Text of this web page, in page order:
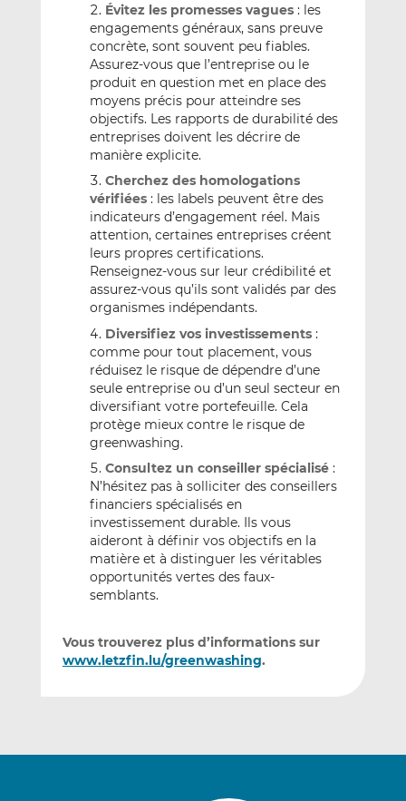
Évitez les promesses vagues: les
engagements généraux, sans preuve
concrète, sont souvent peu fiables.
Assurez-vous que l’entreprise ou le
produit en question met en place des
moyens précis pour atteindre ses
objectifs. Les rapports de durabilité des
entreprises doivent les décrire de
manière explicite.
Cherchez des homologations
vérifiées: les labels peuvent être des
indicateurs d’engagement réel. Mais
attention, certaines entreprises créent
leurs propres certifications.
Renseignez-vous sur leur crédibilité et
assurez-vous qu’ils sont validés par des
organismes indépendants.
Diversifiez vos investissements:
comme pour tout placement, vous
réduisez le risque de dépendre d’une
seule entreprise ou d’un seul secteur en
diversifiant votre portefeuille. Cela
protège mieux contre le risque de
greenwashing.
Consultez un conseiller spécialisé:
N’hésitez pas à solliciter des conseillers
financiers spécialisés en
investissement durable. Ils vous
aideront à définir vos objectifs en la
matière et à distinguer les véritables
opportunités vertes des faux-
semblants.
Vous trouverez plus d’informations sur
www.letzfin.lu/greenwashing.